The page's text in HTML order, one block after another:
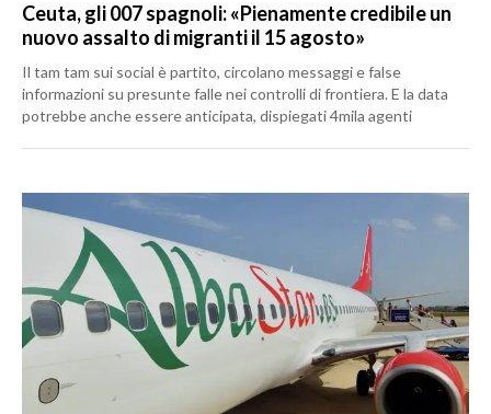
Ceuta, gli 007 spagnoli: «Pienamente credibile un
nuovo assalto di migranti il 15 agosto»
Il tam tam sui social è partito, circolano messaggi e false
informazioni su presunte falle nei controlli di frontiera. E la data
potrebbe anche essere anticipata, dispiegati 4mila agenti